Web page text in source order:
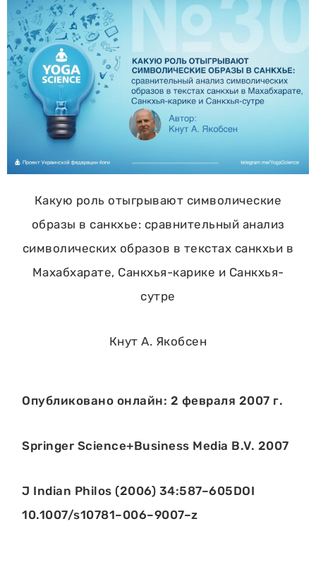
Какую роль отыгрывают символические
образы в санкхье: сравнительный анализ
символических образов в текстах санкхьи в
Махабхарате, Санкхья-карике и Санкхья-
сутре
Кнут А. Якобсен
Опубликовано онлайн: 2 февраля 2007 г.
Springer Science+Business Media B.V. 2007
J Indian Philos (2006) 34:587–605DOI
10.1007/s10781–006–9007–z